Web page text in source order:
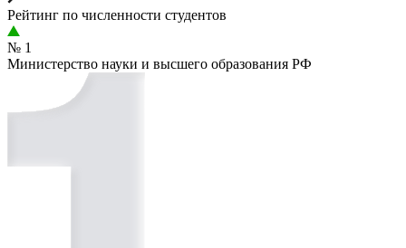
Рейтинг по численности студентов
№ 1
Министерство науки и высшего образования РФ